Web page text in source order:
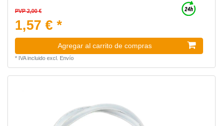
PVP 2,00 €
1,57 € *
Agregar al carrito de compras
* IVA incluidoexcl. Envío